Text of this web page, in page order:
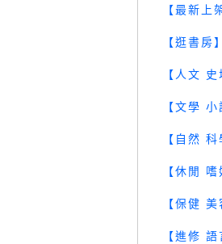
【最新上
【逛書房】
【人文 史
【文學 小
【自然 科
【休閒 嗜
【保健 美
【進修 語